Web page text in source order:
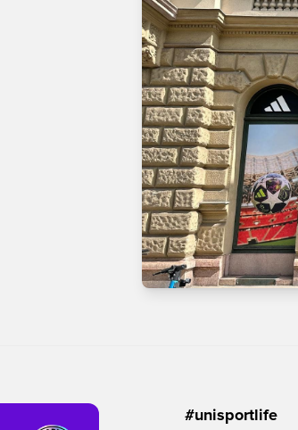
#unisportlife